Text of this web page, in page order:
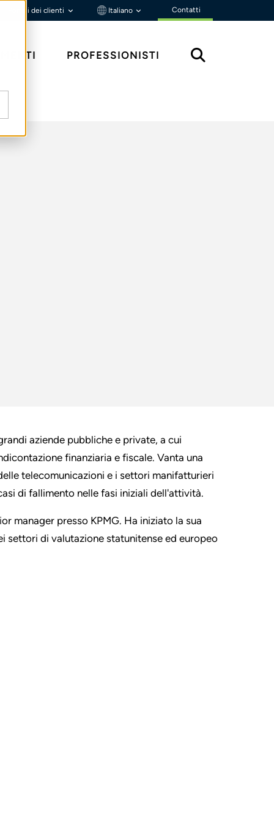
Portali dei clienti Italiano Contatti
PROFESSIONISTI
aziende pubbliche e private, a cui
finanziaria e fiscale. Vanta una
telecomunicazioni e i settori manifatturieri
di fallimento nelle fasi iniziali dell'attività.
manager presso KPMG. Ha iniziato la sua
settori di valutazione statunitense ed europeo